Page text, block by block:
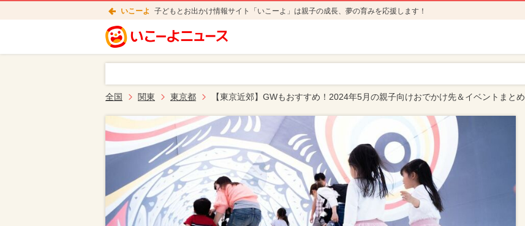
いこーよ 子どもとお出かけ情報サイト「いこーよ」は親子の成長、夢の育みを応援します！
全国 関東 東京都 【東京近郊】GWもおすすめ！2024年5月の親子向けおでかけ先＆イベントまとめ